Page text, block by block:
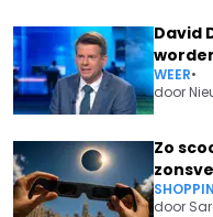
David
WEER•
door
Zo
door